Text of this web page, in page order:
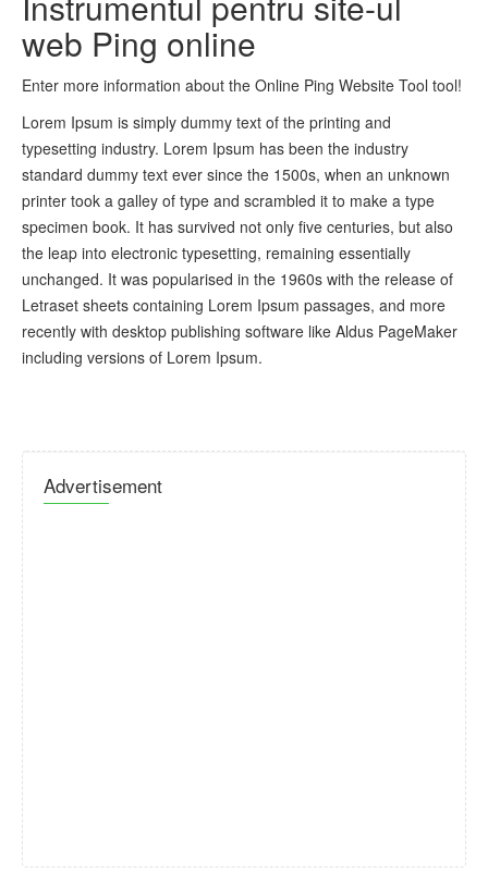
web Ping online
Enter more information about the Online Ping Website Tool tool!
Lorem Ipsum is simply dummy text of the printing and
typesetting industry. Lorem Ipsum has been the industry
standard dummy text ever since the 1500s, when an unknown
printer took a galley of type and scrambled it to make a type
specimen book. It has survived not only five centuries, but also
the leap into electronic typesetting, remaining essentially
unchanged. It was popularised in the 1960s with the release of
Letraset sheets containing Lorem Ipsum passages, and more
recently with desktop publishing software like Aldus PageMaker
including versions of Lorem Ipsum.
Advertisement